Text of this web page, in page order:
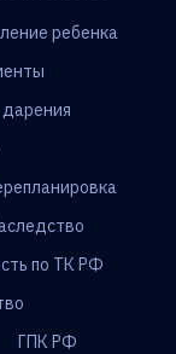
ребенка
по ТК РФ
ГПК РФ